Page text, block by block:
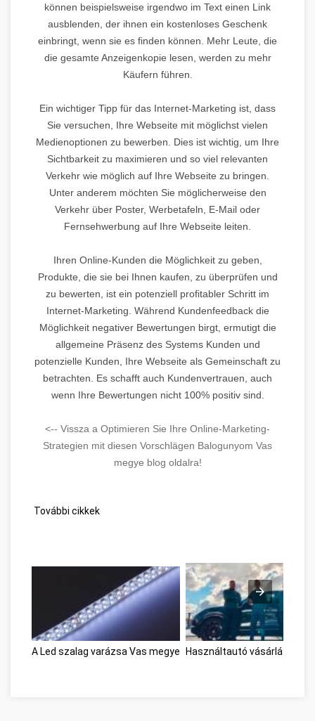
können beispielsweise irgendwo im Text einen Link
ausblenden, der ihnen ein kostenloses Geschenk
einbringt, wenn sie es finden können. Mehr Leute, die
die gesamte Anzeigenkopie lesen, werden zu mehr
Käufern führen.
Ein wichtiger Tipp für das Internet-Marketing ist, dass
Sie versuchen, Ihre Webseite mit möglichst vielen
Medienoptionen zu bewerben. Dies ist wichtig, um Ihre
Sichtbarkeit zu maximieren und so viel relevanten
Verkehr wie möglich auf Ihre Webseite zu bringen.
Unter anderem möchten Sie möglicherweise den
Verkehr über Poster, Werbetafeln, E-Mail oder
Fernsehwerbung auf Ihre Webseite leiten.
Ihren Online-Kunden die Möglichkeit zu geben,
Produkte, die sie bei Ihnen kaufen, zu überprüfen und
zu bewerten, ist ein potenziell profitabler Schritt im
Internet-Marketing. Während Kundenfeedback die
Möglichkeit negativer Bewertungen birgt, ermutigt die
allgemeine Präsenz des Systems Kunden und
potenzielle Kunden, Ihre Webseite als Gemeinschaft zu
betrachten. Es schafft auch Kundenvertrauen, auch
wenn Ihre Bewertungen nicht 100% positiv sind.
<-- Vissza a Optimieren Sie Ihre Online-Marketing-
Strategien mit diesen Vorschlägen Balogunyom Vas
megye blog oldalra!
További cikkek
A Led szalag varázsa Vas megye Használtautó vásárlás Vas